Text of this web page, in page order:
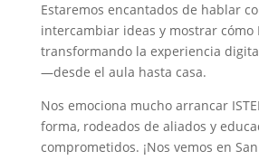
Estaremos encantados de hablar
intercambiar ideas y mostrar cómo
transformando la experiencia
—desde el aula hasta casa.
Nos emociona mucho arrancar
forma, rodeados de aliados y
comprometidos. ¡Nos vemos en